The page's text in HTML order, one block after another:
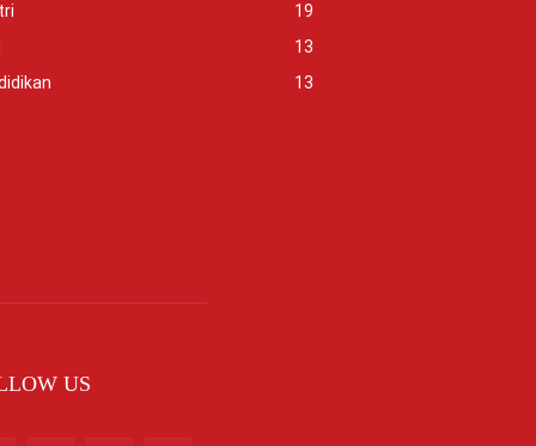
19
13
13
US